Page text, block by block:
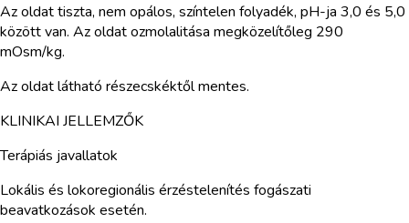
Az oldat tiszta, nem opálos, színtelen folyadék, pH-ja 3,0 és 5,0
között van. Az oldat ozmolalitása megközelítőleg 290
mOsm/kg.
Az oldat látható részecskéktől mentes.
KLINIKAI JELLEMZŐK
Terápiás javallatok
Lokális és lokoregionális érzéstelenítés fogászati
beavatkozások esetén.